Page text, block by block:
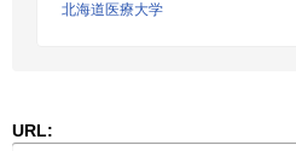
北海道医療大学
URL: